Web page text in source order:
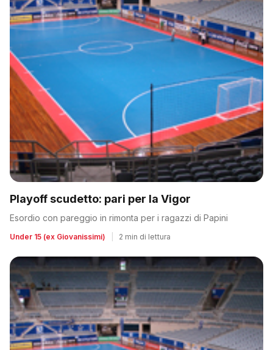
Playoff scudetto: pari per la Vigor
Esordio con pareggio in rimonta per i ragazzi di Papini
Under 15 (ex Giovanissimi) 2 min di lettura